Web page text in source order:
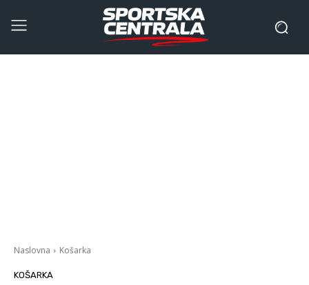
Naslovna Košarka
KOŠARKA